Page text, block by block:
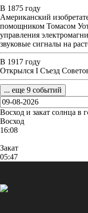
В 1875 году
Американский
помощником Томасом
управления
звуковые сигналы на
В 1917 году
Открылся I Съезд
... еще 9 событий
Восход и закат солнца в
Восход
16:08
Закат
05:47